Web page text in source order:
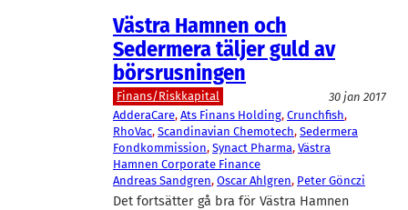
Västra Hamnen och
Sedermera täljer guld av
börsrusningen
Finans/Riskkapital
30 jan 2017
AdderaCare, Ats Finans Holding, Crunchfish
RhoVac, Scandinavian Chemotech, Sedermera
Fondkommission, Synact Pharma, Västra
Hamnen Corporate Finance
Andreas Sandgren, Oscar Ahlgren, Peter Gönczi
Det fortsätter gå bra för Västra Hamnen